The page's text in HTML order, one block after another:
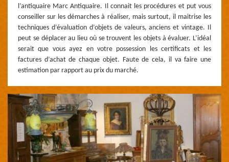
l’antiquaire Marc Antiquaire. Il connait les procédures et put vous
conseiller sur les démarches à réaliser, mais surtout, il maitrise les
techniques d’évaluation d’objets de valeurs, anciens et vintage. Il
peut se déplacer au lieu où se trouvent les objets à évaluer. L’idéal
serait que vous ayez en votre possession les certificats et les
factures d’achat de chaque objet. Faute de cela, il va faire une
estimation par rapport au prix du marché.